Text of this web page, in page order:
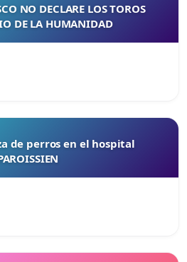
NO DECLARE LOS TOROS
DE LA HUMANIDAD
de perros en el hospital